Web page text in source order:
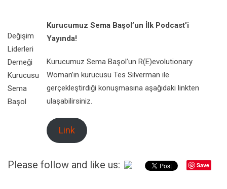
Değişim
Liderleri
Derneği
Kurucusu
Sema
Başol
Kurucumuz Sema Başol’un İlk Podcast’i
Yayında!
Kurucumuz Sema Başol’un R(E)evolutionary
Woman’in kurucusu Tes Silverman ile
gerçekleştirdiği konuşmasına aşağıdaki linkten
ulaşabilirsiniz.
Link
Please follow and like us: Save